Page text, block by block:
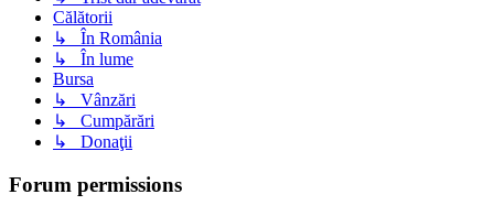
Călătorii
↳ În România
↳ În lume
Bursa
↳ Vânzări
↳ Cumpărări
↳ Donaţii
Forum permissions